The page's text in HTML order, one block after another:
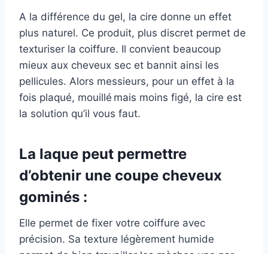
A la différence du gel, la cire donne un effet
plus naturel. Ce produit, plus discret permet de
texturiser la coiffure. Il convient beaucoup
mieux aux cheveux sec et bannit ainsi les
pellicules. Alors messieurs, pour un effet à la
fois plaqué, mouillé mais moins figé, la cire est
la solution qu’il vous faut.
La laque peut permettre
d’obtenir une coupe cheveux
gominés :
Elle permet de fixer votre coiffure avec
précision. Sa texture légèrement humide